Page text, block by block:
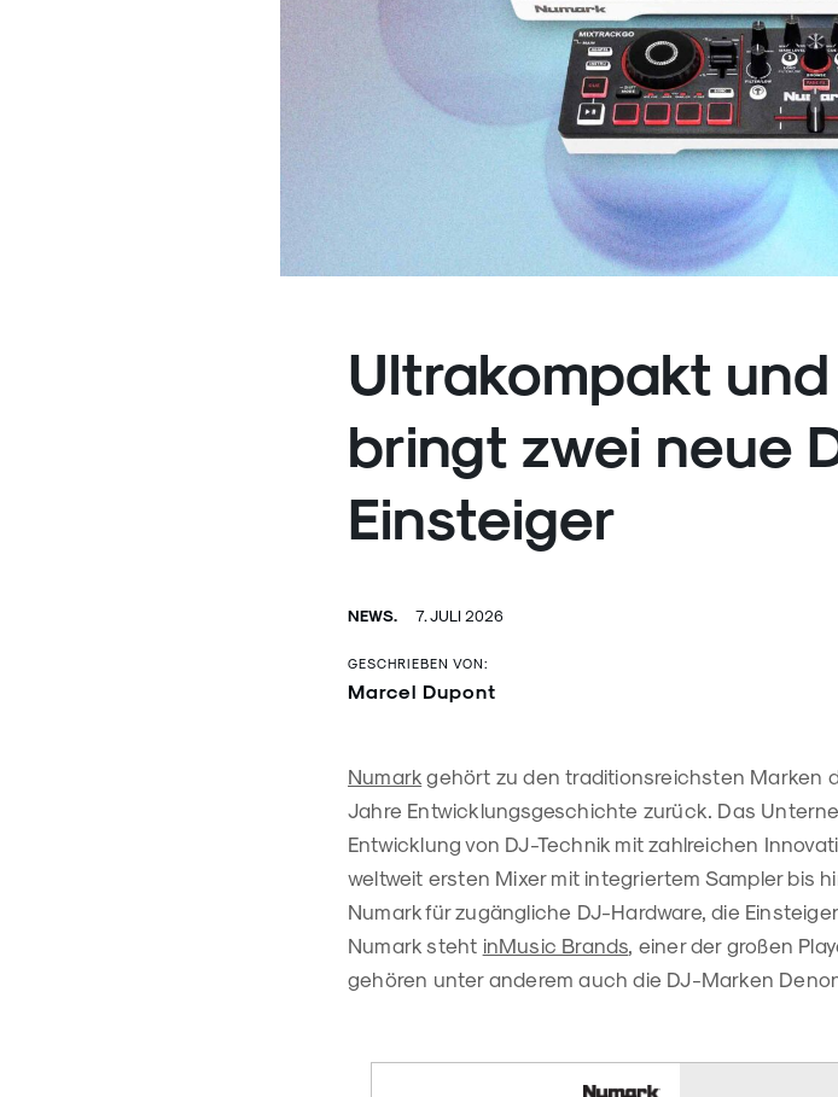
Ultrakompakt
bringt zwei neue
Einsteiger
NEWS. 7. JULI 2026
GESCHRIEBEN VON:
Marcel Dupont
Numark gehört zu den traditionsreichsten Marken
Jahre Entwicklungsgeschichte zurück. Das
Entwicklung von DJ-Technik mit zahlreichen
weltweit ersten Mixer mit integriertem Sampler bis
Numark für zugängliche DJ-Hardware, die
Numark steht inMusic Brands , einer der großen
gehören unter anderem auch die DJ-Marken